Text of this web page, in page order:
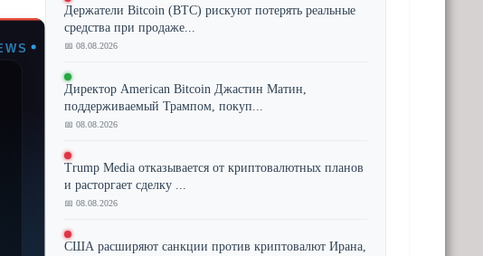
Держатели Bitcoin (BTC) рискуют потерять реальные
средства при продаже...
📅 08.08.2026
Директор American Bitcoin Джастин Матин,
поддерживаемый Трампом, покуп...
📅 08.08.2026
Trump Media отказывается от криптовалютных планов
и расторгает сделку ...
📅 08.08.2026
США расширяют санкции против криптовалют Ирана,